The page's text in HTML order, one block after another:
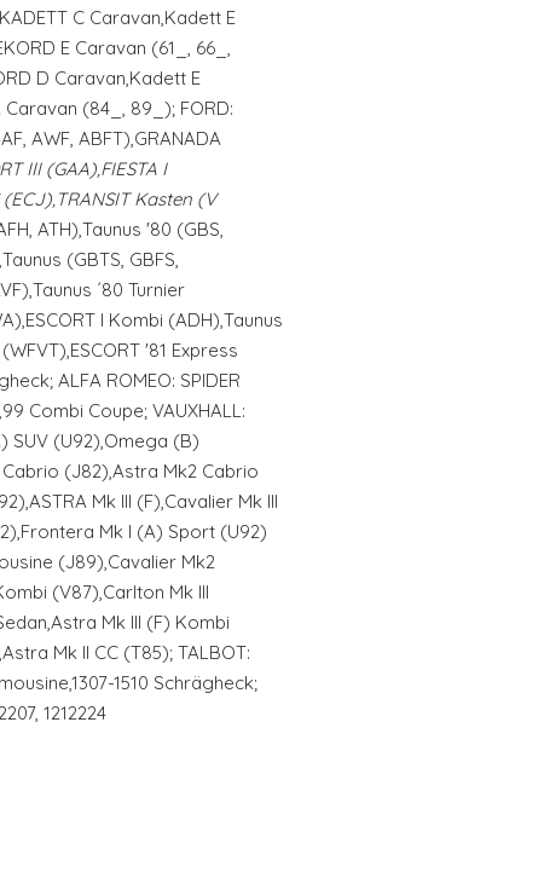
C Caravan,Kadett E
E Caravan (61_, 66_,
D Caravan,Kadett E
(84_, 89_); FORD:
AWF, ABFT),GRANADA
III (GAA),FIESTA I
Kasten (V
ATH),Taunus '80 (GBS,
(GBTS, GBFS,
´80 Turnier
I Kombi (ADH),Taunus
'81 Express
ALFA ROMEO: SPIDER
Combi Coupe; VAUXHALL:
SUV (U92),Omega (B)
(J82),Astra Mk2 Cabrio
Mk III (F),Cavalier Mk III
Mk I (A) Sport (U92)
(J89),Cavalier Mk2
(V87),Carlton Mk III
Mk III (F) Kombi
Mk II CC (T85); TALBOT:
1510 Schrägheck;
1212224